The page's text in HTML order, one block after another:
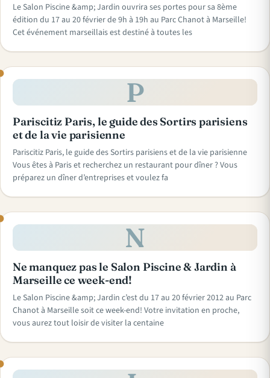
Le Salon Piscine &amp; Jardin ouvrira ses portes pour sa 8ème
édition du 17 au 20 février de 9h à 19h au Parc Chanot à Marseille!
Cet événement marseillais est destiné à toutes les
P
Pariscitiz Paris, le guide des Sortirs parisiens
et de la vie parisienne
Pariscitiz Paris, le guide des Sortirs parisiens et de la vie parisienne
Vous êtes à Paris et recherchez un restaurant pour dîner ? Vous
préparez un dîner d’entreprises et voulez fa
N
Ne manquez pas le Salon Piscine & Jardin à
Marseille ce week-end!
Le Salon Piscine &amp; Jardin c’est du 17 au 20 février 2012 au Parc
Chanot à Marseille soit ce week-end! Votre invitation en proche,
vous aurez tout loisir de visiter la centaine